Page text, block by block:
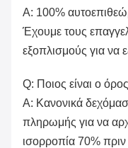
Α: 100%
Έχουμε τους
εξοπλισμούς για να
Q: Ποιος είναι ο
Α: Κανονικά
πληρωμής για να
ισορροπία 70%